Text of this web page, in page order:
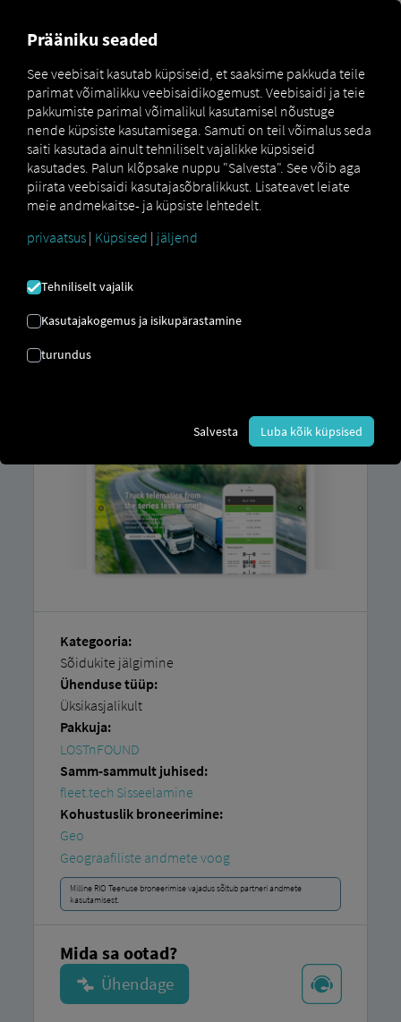
Marketplace Connectors fleet.tech Connect
FLEET.TECH ÜHENDA
toodetfleet.tech? Seejärel ühendage oma
asukohti
Kategooria:
Sõidukite jälgimine
Ühenduse tüüp:
Üksikasjalikult
Pakkuja:
LOSTnFOUND
Samm-sammult juhised:
fleet.tech Sisseelamine
Kohustuslik broneerimine:
Geo
Geograafiliste andmete voog
Milline RIO Teenuse broneerimise vajadus sõltub partneri andmete
kasutamisest.
Mida sa ootad?
Prääniku seaded
See veebisait kasutab küpsiseid, et saaksime pakkuda teile
parimat võimalikku veebisaidikogemust. Veebisaidi ja teie
pakkumiste parimal võimalikul kasutamisel nõustuge
nende küpsiste kasutamisega. Samuti on teil võimalus seda
saiti kasutada ainult tehniliselt vajalikke küpsiseid
kasutades. Palun klõpsake nuppu "Salvesta". See võib aga
piirata veebisaidi kasutajasõbralikkust. Lisateavet leiate
meie andmekaitse- ja küpsiste lehtedelt.
privaatsus | Küpsised | jäljend
Tehniliselt vajalik
Kasutajakogemus ja isikupärastamine
turundus
Salvesta Luba kõik küpsised